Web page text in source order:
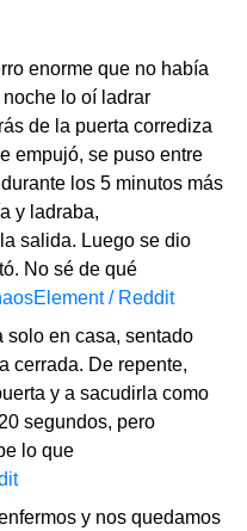
enorme que no había
lo oí ladrar
de la puerta corrediza
empujó, se puso entre
los 5 minutos más
y ladraba,
salida. Luego se dio
No sé de qué
/ Reddit
solo en casa, sentado
cerrada. De repente,
y a sacudirla como
segundos, pero
lo que
y nos quedamos